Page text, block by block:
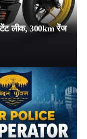
लीक, 300km रेंज